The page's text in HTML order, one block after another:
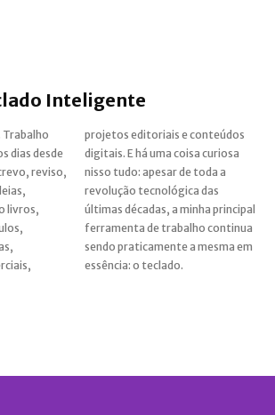
Inteligente
dias desde
reviso,
livros,
curiosa
de toda a
das
principal
essência: o teclado.